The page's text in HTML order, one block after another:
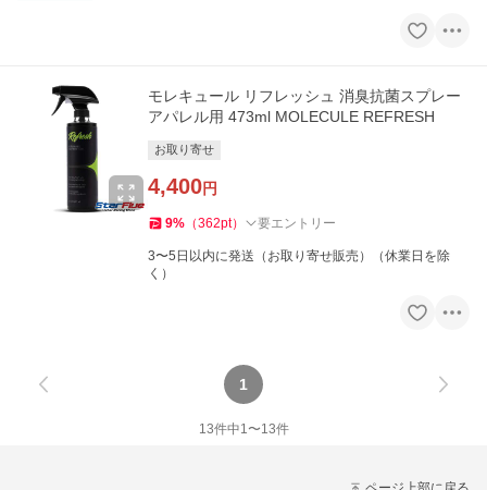
モレキュール リフレッシュ 消臭抗菌スプレー
アパレル用 473ml MOLECULE REFRESH
お取り寄せ
4,400円
9% （362pt） 要エントリー
3〜5日以内に発送（お取り寄せ販売）（休業日を除
く）
1
13件中1〜13件